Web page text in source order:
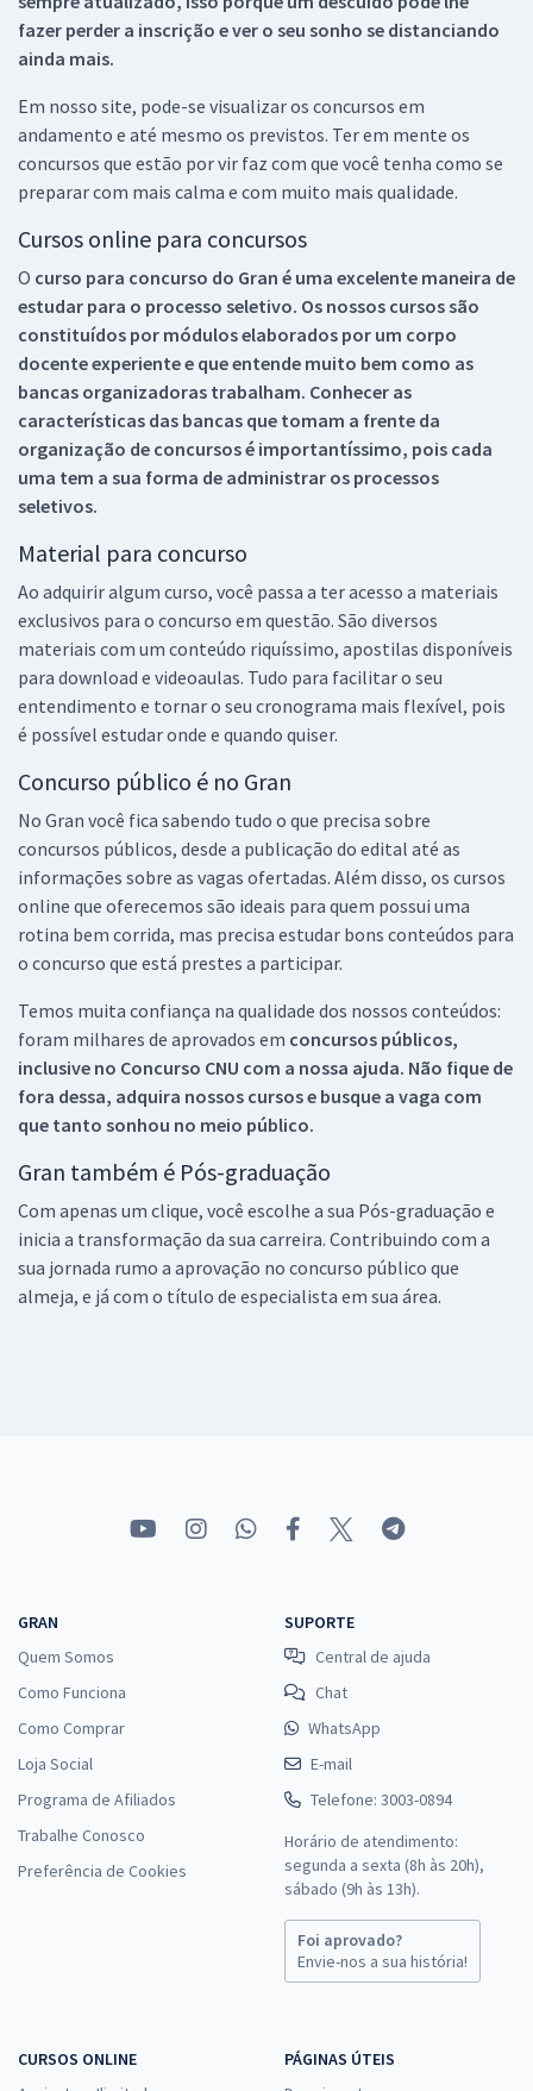
fazer perder a inscrição e ver o seu sonho se distanciando
ainda mais.
Em nosso site, pode-se visualizar os concursos em
andamento e até mesmo os previstos. Ter em mente os
concursos que estão por vir faz com que você tenha como se
preparar com mais calma e com muito mais qualidade.
Cursos online para concursos
O curso para concurso do Gran é uma excelente maneira de
estudar para o processo seletivo. Os nossos cursos são
constituídos por módulos elaborados por um corpo
docente experiente e que entende muito bem como as
bancas organizadoras trabalham. Conhecer as
características das bancas que tomam a frente da
organização de concursos é importantíssimo, pois cada
uma tem a sua forma de administrar os processos
seletivos.
Material para concurso
Ao adquirir algum curso, você passa a ter acesso a materiais
exclusivos para o concurso em questão. São diversos
materiais com um conteúdo riquíssimo, apostilas disponíveis
para download e videoaulas. Tudo para facilitar o seu
entendimento e tornar o seu cronograma mais flexível, pois
é possível estudar onde e quando quiser.
Concurso público é no Gran
No Gran você fica sabendo tudo o que precisa sobre
concursos públicos, desde a publicação do edital até as
informações sobre as vagas ofertadas. Além disso, os cursos
online que oferecemos são ideais para quem possui uma
rotina bem corrida, mas precisa estudar bons conteúdos para
o concurso que está prestes a participar.
Temos muita confiança na qualidade dos nossos conteúdos:
foram milhares de aprovados em concursos públicos,
inclusive no Concurso CNU com a nossa ajuda. Não fique de
fora dessa, adquira nossos cursos e busque a vaga com
que tanto sonhou no meio público.
Gran também é Pós-graduação
Com apenas um clique, você escolhe a sua Pós-graduação e
inicia a transformação da sua carreira. Contribuindo com a
sua jornada rumo a aprovação no concurso público que
almeja, e já com o título de especialista em sua área.
GRAN
Quem Somos
Como Funciona
Como Comprar
Loja Social
Programa de Afiliados
Trabalhe Conosco
Preferência de Cookies
SUPORTE
Central de ajuda
Chat
WhatsApp
E-mail
Telefone: 3003-0894
Horário de atendimento:
segunda a sexta (8h às 20h),
sábado (9h às 13h).
Foi aprovado?
Envie-nos a sua história!
CURSOS ONLINE
PÁGINAS ÚTEIS